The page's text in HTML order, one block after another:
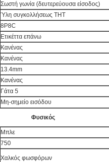
Σωστή γωνία (δευτερεύουσα είσοδος)
Ύλη συγκολλήσεως THT
8P8C
Ετικέττα επάνω
Κανένας
Κανένας
13.4mm
Κανένας
Γάτα 5
Μη-σημείο εισόδου
Φυσικός
Μπλε
750
Χαλκός φωσφόρων